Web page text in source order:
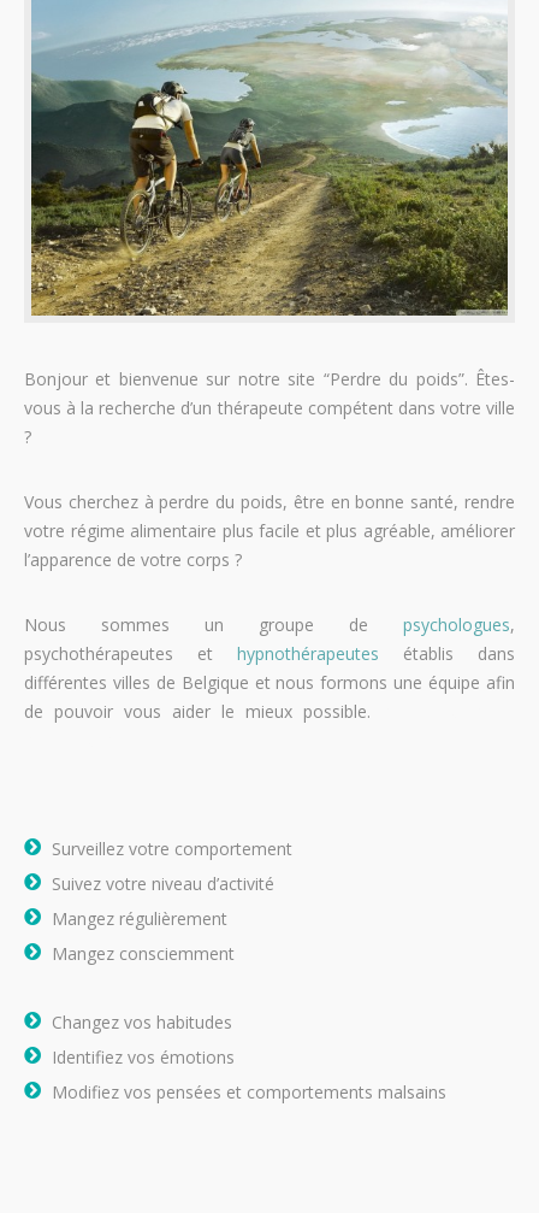
Bonjour et bienvenue sur notre site “Perdre du poids”. Êtes-
vous à la recherche d’un thérapeute compétent dans votre ville
?
Vous cherchez à perdre du poids, être en bonne santé, rendre
votre régime alimentaire plus facile et plus agréable, améliorer
l’apparence de votre corps ?
Nous sommes un groupe de psychologues,
psychothérapeutes et hypnothérapeutes établis dans
différentes villes de Belgique et nous formons une équipe afin
de pouvoir vous aider le mieux possible.
Surveillez votre comportement
Suivez votre niveau d’activité
Mangez régulièrement
Mangez consciemment
Changez vos habitudes
Identifiez vos émotions
Modifiez vos pensées et comportements malsains